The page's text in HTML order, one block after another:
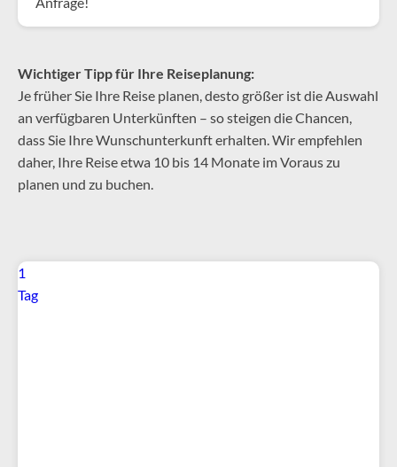
Wichtiger Tipp für Ihre Reiseplanung:
Je früher Sie Ihre Reise planen, desto größer ist die Auswahl
an verfügbaren Unterkünften – so steigen die Chancen,
dass Sie Ihre Wunschunterkunft erhalten. Wir empfehlen
daher, Ihre Reise etwa 10 bis 14 Monate im Voraus zu
planen und zu buchen.
1
Tag